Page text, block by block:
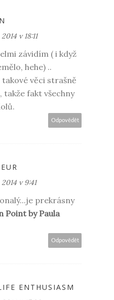
v 18:11
závidím ( i když
hehe) ..
takové věci strašně
takže fakt všechny
Odpovědět
v 9:41
prekrásny
Point by Paula
Odpovědět
ENTHUSIASM